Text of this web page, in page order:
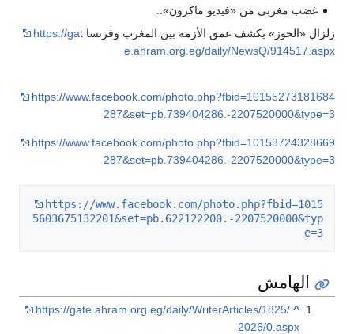
غضب مغربى من «فيديو ماكرون»..
زلزال «الحوز» يكشف عمق الأزمة بين المغرب وفرنسا https://gat
e.ahram.org.eg/daily/NewsQ/914517.aspx
https://www.facebook.com/photo.php?fbid=10155273181684
287&set=pb.739404286.-2207520000&type=3
https://www.facebook.com/photo.php?fbid=10153724328669
287&set=pb.739404286.-2207520000&type=3
https://www.facebook.com/photo.php?fbid=1015
5603675132201&set=pb.622122200.-2207520000&typ
e=3
الهامش
^
https://gate.ahram.org.eg/daily/WriterArticles/1825/
2026/0.aspx